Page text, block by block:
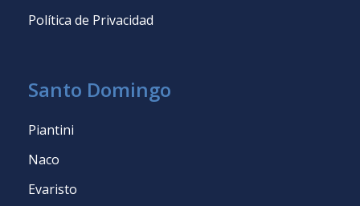
Política de Privacidad
Santo Domingo
Piantini
Naco
Evaristo